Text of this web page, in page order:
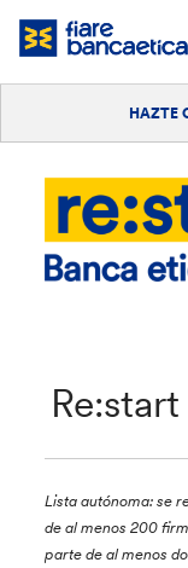
Saltar
Hazte cliente
HAZTE
Lista autónoma: se
de al menos 200
parte de al menos